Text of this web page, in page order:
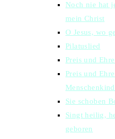
Noch nie hat
mein Christ
O Jesus, wo
Pilatuslied
Preis und
Preis und
Sie schoben
Singt heilig,
geboren